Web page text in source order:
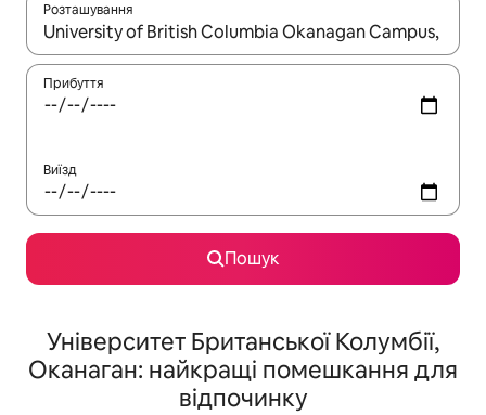
Розташування
Отримавши результати пошуку, використовуйте для
Прибуття
Виїзд
Пошук
Університет Британської Колумбії,
Оканаган: найкращі помешкання для
відпочинку